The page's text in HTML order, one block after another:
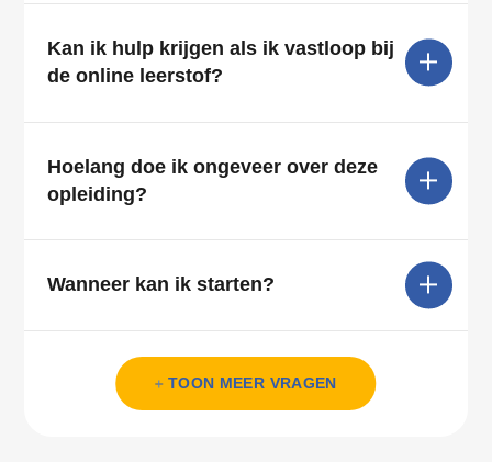
Kan ik hulp krijgen als ik vastloop bij
de online leerstof?
Hoelang doe ik ongeveer over deze
opleiding?
Wanneer kan ik starten?
Komen alle onderwerpen van het
examen aan bod?
Krijg ik tijdens de oefenexamens
dezelfde vragen als bij het CBR?
TOON MEER VRAGEN